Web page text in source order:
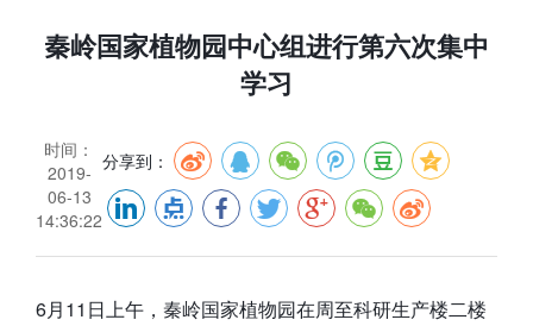
秦岭国家植物园中心组进行第六次集中
学习
时间：
2019-
06-13
14:36:22
分享到：
6月11日上午，秦岭国家植物园在周至科研生产楼二楼